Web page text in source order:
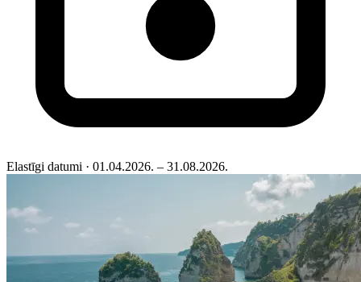
Elastīgi datumi · 01.04.2026. – 31.08.2026.